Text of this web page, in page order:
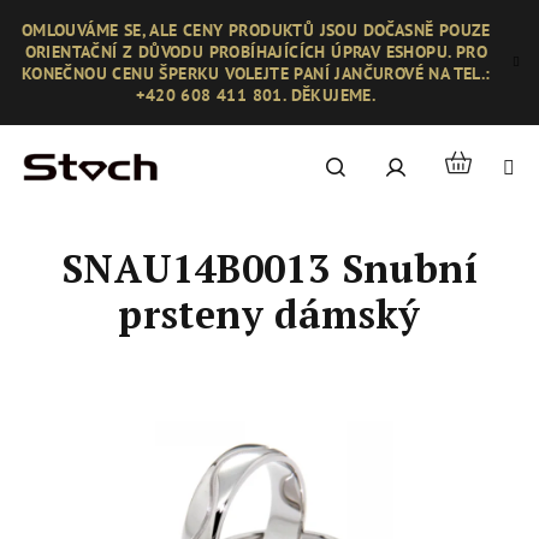
obsah
OMLOUVÁME SE, ALE CENY PRODUKTŮ JSOU DOČASNĚ POUZE
ORIENTAČNÍ Z DŮVODU PROBÍHAJÍCÍCH ÚPRAV ESHOPU. PRO
KONEČNOU CENU ŠPERKU VOLEJTE PANÍ JANČUROVÉ NA TEL.:
+420 608 411 801. DĚKUJEME.
Hledat PřihlášeníNákupní
SNAU14B0013 Snubní
prsteny dámský